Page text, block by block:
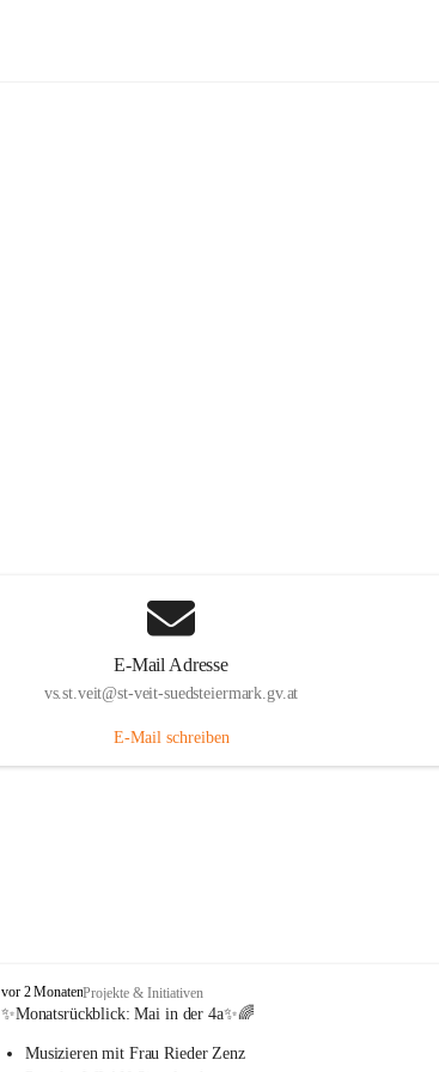
E-Mail Adresse
vs.st.veit@st-veit-suedsteiermark.gv.at
E-Mail schreiben
V
o
k
vor 2 MonatenProjekte & Initiativen
✨Monatsrückblick: Mai in der 4a✨🌈
Musizieren mit Frau Rieder Zenz